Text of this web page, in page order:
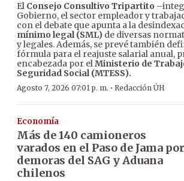
El Consejo Consultivo Tripartito
Gobierno, el sector empleador y
con el debate que apunta a la
mínimo legal (SML) de diversas
y legales. Además, se prevé también
fórmula para el reajuste salarial anual,
encabezada por elMinisterio de
Seguridad Social (MTESS).
Agosto 7, 2026 07:01 p. m. · Redacción ÚH
Economía
Más de 140 camioneros
varados en el Paso de Jama por
demoras del SAG y Aduana
chilenos